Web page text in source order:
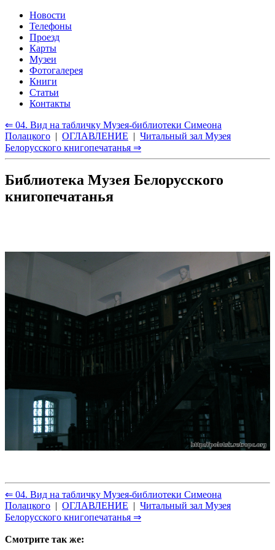
Новости
Телефоны
Проезд
Карты
Музеи
Фотогалерея
Книги
Статьи
Контакты
⇐ 04. Вид на табличку Музея-библиотеки Симеона
Полацкого | ОГЛАВЛЕНИЕ | Читальный зал Музея
Белорусского книгопечатанья ⇒
Библиотека Музея Белорусского
книгопечатанья
⇐ 04. Вид на табличку Музея-библиотеки Симеона
Полацкого | ОГЛАВЛЕНИЕ | Читальный зал Музея
Белорусского книгопечатанья ⇒
Смотрите так же: